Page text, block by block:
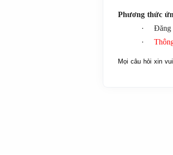
Phương thức
·
Đăng
·
Mọi câu hỏi xin